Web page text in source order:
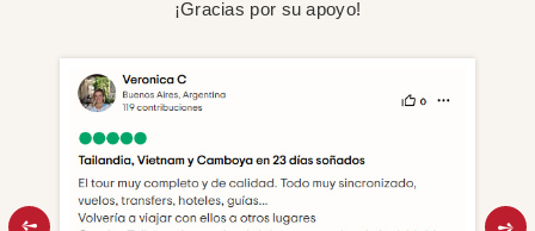
¡Gracias por su apoyo!